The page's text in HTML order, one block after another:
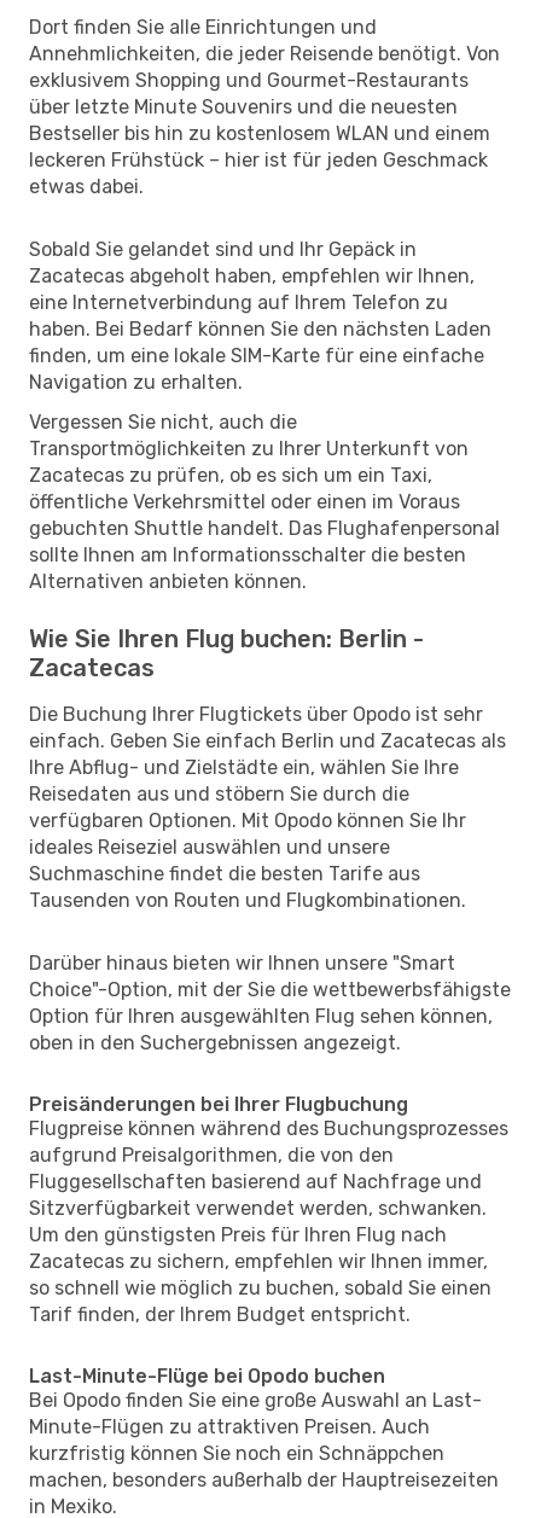
Dort finden Sie alle Einrichtungen und
Annehmlichkeiten, die jeder Reisende benötigt. Von
exklusivem Shopping und Gourmet-Restaurants
über letzte Minute Souvenirs und die neuesten
Bestseller bis hin zu kostenlosem WLAN und einem
leckeren Frühstück – hier ist für jeden Geschmack
etwas dabei.
Sobald Sie gelandet sind und Ihr Gepäck in
Zacatecas abgeholt haben, empfehlen wir Ihnen,
eine Internetverbindung auf Ihrem Telefon zu
haben. Bei Bedarf können Sie den nächsten Laden
finden, um eine lokale SIM-Karte für eine einfache
Navigation zu erhalten.
Vergessen Sie nicht, auch die
Transportmöglichkeiten zu Ihrer Unterkunft von
Zacatecas zu prüfen, ob es sich um ein Taxi,
öffentliche Verkehrsmittel oder einen im Voraus
gebuchten Shuttle handelt. Das Flughafenpersonal
sollte Ihnen am Informationsschalter die besten
Alternativen anbieten können.
Wie Sie Ihren Flug buchen: Berlin -
Zacatecas
Die Buchung Ihrer Flugtickets über Opodo ist sehr
einfach. Geben Sie einfach Berlin und Zacatecas als
Ihre Abflug- und Zielstädte ein, wählen Sie Ihre
Reisedaten aus und stöbern Sie durch die
verfügbaren Optionen. Mit Opodo können Sie Ihr
ideales Reiseziel auswählen und unsere
Suchmaschine findet die besten Tarife aus
Tausenden von Routen und Flugkombinationen.
Darüber hinaus bieten wir Ihnen unsere "Smart
Choice"-Option, mit der Sie die wettbewerbsfähigste
Option für Ihren ausgewählten Flug sehen können,
oben in den Suchergebnissen angezeigt.
Preisänderungen bei Ihrer Flugbuchung
Flugpreise können während des Buchungsprozesses
aufgrund Preisalgorithmen, die von den
Fluggesellschaften basierend auf Nachfrage und
Sitzverfügbarkeit verwendet werden, schwanken.
Um den günstigsten Preis für Ihren Flug nach
Zacatecas zu sichern, empfehlen wir Ihnen immer,
so schnell wie möglich zu buchen, sobald Sie einen
Tarif finden, der Ihrem Budget entspricht.
Last-Minute-Flüge bei Opodo buchen
Bei Opodo finden Sie eine große Auswahl an Last-
Minute-Flügen zu attraktiven Preisen. Auch
kurzfristig können Sie noch ein Schnäppchen
machen, besonders außerhalb der Hauptreisezeiten
in Mexiko.